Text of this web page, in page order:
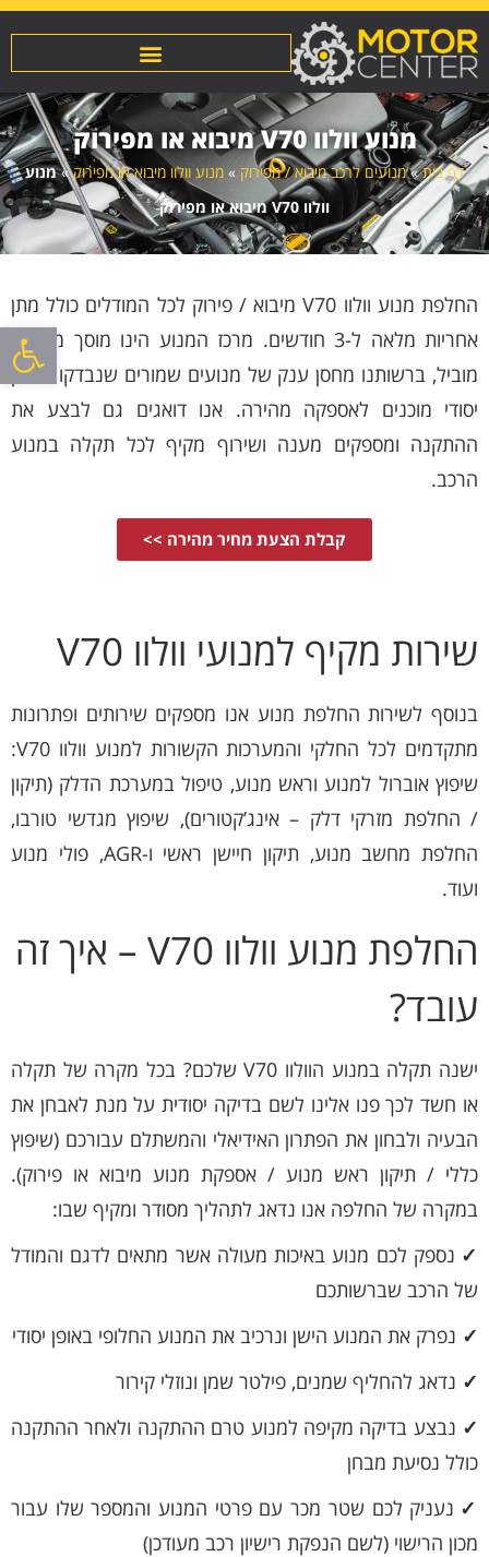
פתח
מנוע וולוו V70 מיבוא או מפירוק
דף בית»מנועים לרכב מיבוא / מפירוק » מנוע וולוו מיבוא או מפירוק»מנוע
וולוו V70 מיבוא או מפירוק
החלפת מנוע וולוו V70 מיבוא / פירוק לכל המודלים כולל מתן
אחריות מלאה ל-3 חודשים. מרכז המנוע הינו מוסך מנועים
מוביל, ברשותנו מחסן ענק של מנועים שמורים שנבדקו באופן
יסודי מוכנים לאספקה מהירה. אנו דואגים גם לבצע את
ההתקנה ומספקים מענה ושירוף מקיף לכל תקלה במנוע
הרכב.
קבלת הצעת מחיר מהירה >>
שירות מקיף למנועי וולוו V70
בנוסף לשירות החלפת מנוע אנו מספקים שירותים ופתרונות
מתקדמים לכל החלקי והמערכות הקשורות למנוע וולוו V70:
שיפוץ אוברול למנוע וראש מנוע, טיפול במערכת הדלק (תיקון
/ החלפת מזרקי דלק – אינג’קטורים), שיפוץ מגדשי טורבו,
החלפת מחשב מנוע, תיקון חיישן ראשי ו-AGR, פולי מנוע
ועוד.
החלפת מנוע וולוו V70 – איך זה
עובד?
ישנה תקלה במנוע הוולוו V70 שלכם? בכל מקרה של תקלה
או חשד לכך פנו אלינו לשם בדיקה יסודית על מנת לאבחן את
הבעיה ולבחון את הפתרון האידיאלי והמשתלם עבורכם (שיפוץ
כללי / תיקון ראש מנוע / אספקת מנוע מיבוא או פירוק).
במקרה של החלפה אנו נדאג לתהליך מסודר ומקיף שבו:
✓ נספק לכם מנוע באיכות מעולה אשר מתאים לדגם והמודל
של הרכב שברשותכם
✓ נפרק את המנוע הישן ונרכיב את המנוע החלופי באופן יסודי
✓ נדאג להחליף שמנים, פילטר שמן ונוזלי קירור
✓ נבצע בדיקה מקיפה למנוע טרם ההתקנה ולאחר ההתקנה
כולל נסיעת מבחן
✓ נעניק לכם שטר מכר עם פרטי המנוע והמספר שלו עבור
מכון הרישוי (לשם הנפקת רישיון רכב מעודכן)